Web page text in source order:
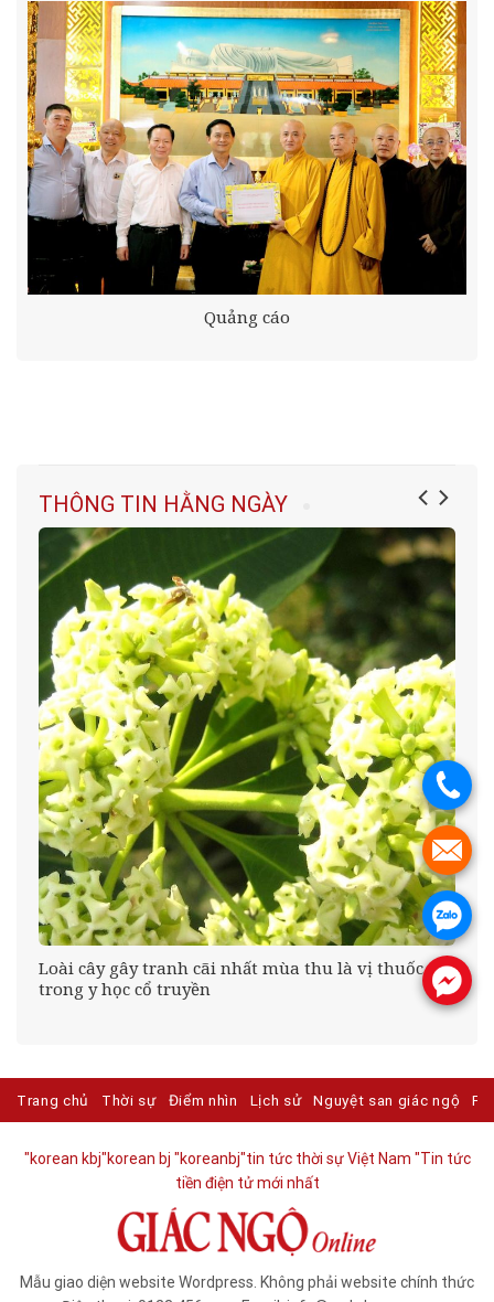
Quảng cáo
THÔNG TIN HẰNG NGÀY
Loài cây gây tranh cãi nhất mùa thu là vị thuốc
trong y học cổ truyền
Trang chủ Thời sự Điểm nhìn Lịch sử Nguyệt san giác ngộ
"korean kbj​"korean bj "koreanbj​"tin tức thời sự Việt Nam "Tin tức
tiền điện tử mới nhất​
Mẫu giao diện website Wordpress. Không phải website chính thức
.
.
.
.